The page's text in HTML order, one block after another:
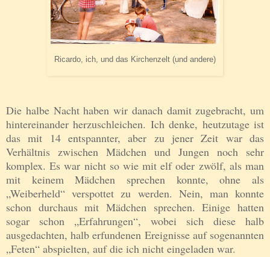
Ricardo, ich, und das Kirchenzelt (und andere)
Die halbe Nacht haben wir danach damit zugebracht, um
hintereinander herzuschleichen. Ich denke, heutzutage ist
das mit 14 entspannter, aber zu jener Zeit war das
Verhältnis zwischen Mädchen und Jungen noch sehr
komplex. Es war nicht so wie mit elf oder zwölf, als man
mit keinem Mädchen sprechen konnte, ohne als
„Weiberheld“ verspottet zu werden. Nein, man konnte
schon durchaus mit Mädchen sprechen. Einige hatten
sogar schon „Erfahrungen“, wobei sich diese halb
ausgedachten, halb erfundenen Ereignisse auf sogenannten
„Feten“ abspielten, auf die ich nicht eingeladen war.